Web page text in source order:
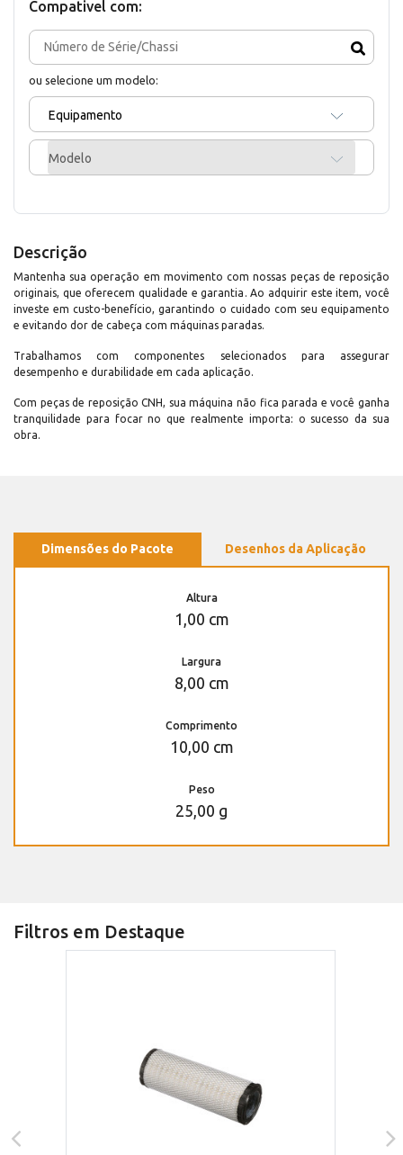
Compativel com:
ou selecione um modelo:
Equipamento
Modelo
Descrição
Mantenha sua operação em movimento com nossas peças de reposição
originais, que oferecem qualidade e garantia. Ao adquirir este item, você
investe em custo-benefício, garantindo o cuidado com seu equipamento
e evitando dor de cabeça com máquinas paradas.
Trabalhamos com componentes selecionados para assegurar
desempenho e durabilidade em cada aplicação.
Com peças de reposição CNH, sua máquina não fica parada e você ganha
tranquilidade para focar no que realmente importa: o sucesso da sua
obra.
Dimensões do Pacote Desenhos da Aplicação
Altura
1,00 cm
Largura
8,00 cm
Comprimento
10,00 cm
Peso
25,00 g
Filtros em Destaque